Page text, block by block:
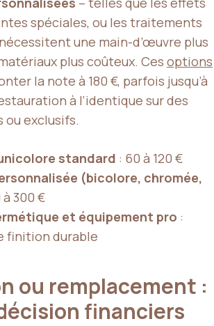
spéciales, ou les traitements
une main-d’œuvre plus
plus coûteux. Ces options
la note à 180 €, parfois jusqu’à
à l’identique sur des
exclusifs.
standard : 60 à 120 €
(bicolore, chromée,
à 300 €
et équipement pro :
finition durable
ou remplacement :
financiers